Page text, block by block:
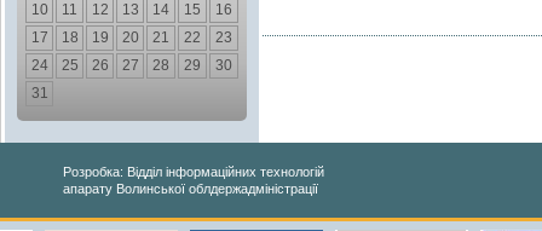
10
11 12 13 14 15
16
17
18 19 20 21 22
23
24
25 26 27 28 29
30
31
Розробка: Відділ інформаційних технологій
апарату Волинської облдержадміністрації